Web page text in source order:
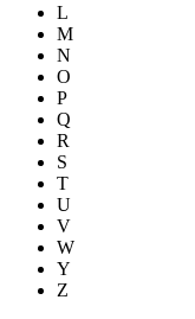
L
M
N
O
P
Q
R
S
T
U
V
W
Y
Z